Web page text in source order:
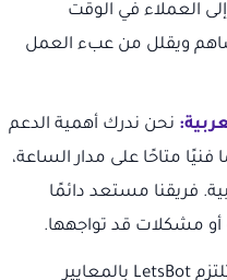
العملاء في الوقت
ويقلل من عبء العمل
نحن ندرك أهمية الدعم
فنيًا متاحًا على مدار الساعة،
فريقنا مستعد دائمًا
مشكلات قد تواجهها.
تلتزم LetsBot بالمعايير